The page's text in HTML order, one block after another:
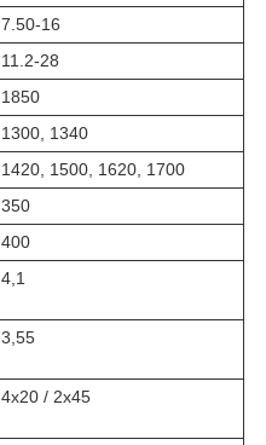
7.50-16
11.2-28
1850
1300, 1340
1420, 1500, 1620, 1700
350
400
4,1
3,55
4х20 / 2х45